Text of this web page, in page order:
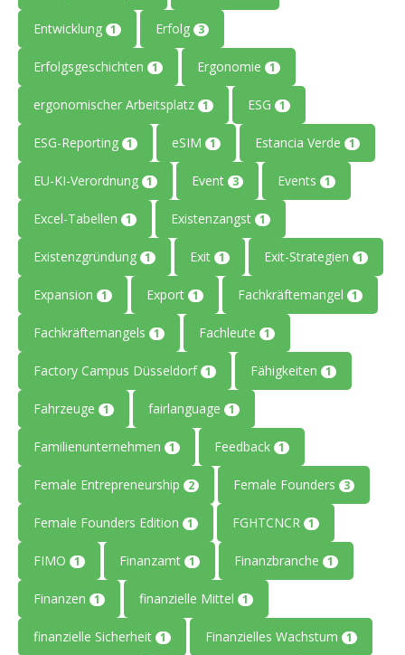
Entwicklung 1 Erfolg 3
Erfolgsgeschichten 1 Ergonomie 1
ergonomischer Arbeitsplatz 1 ESG 1
ESG-Reporting 1 eSIM 1 Estancia Verde 1
EU-KI-Verordnung 1 Event 3 Events 1
Excel-Tabellen 1 Existenzangst 1
Existenzgründung 1 Exit 1 Exit-Strategien 1
Expansion 1 Export 1 Fachkräftemangel 1
Fachkräftemangels 1 Fachleute 1
Factory Campus Düsseldorf 1 Fähigkeiten 1
Fahrzeuge 1 fairlanguage 1
Familienunternehmen 1 Feedback 1
Female Entrepreneurship 2 Female Founders 3
Female Founders Edition 1 FGHTCNCR 1
FIMO 1 Finanzamt 1 Finanzbranche 1
Finanzen 1 finanzielle Mittel 1
finanzielle Sicherheit 1 Finanzielles Wachstum 1